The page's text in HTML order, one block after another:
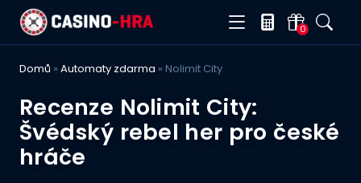
0
Domů » Automaty zdarma » Nolimit City
Recenze Nolimit City:
Švédský rebel her pro české
hráče